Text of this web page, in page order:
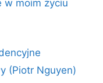
w moim życiu
(Piotr Nguyen)